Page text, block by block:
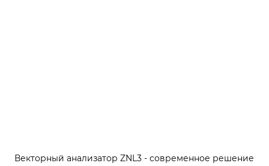
Векторный анализатор ZNL3 - современное решение